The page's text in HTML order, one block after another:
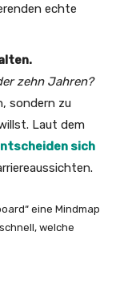
echte
zehn Jahren?
sondern zu
Laut dem
sich
eine Mindmap
welche